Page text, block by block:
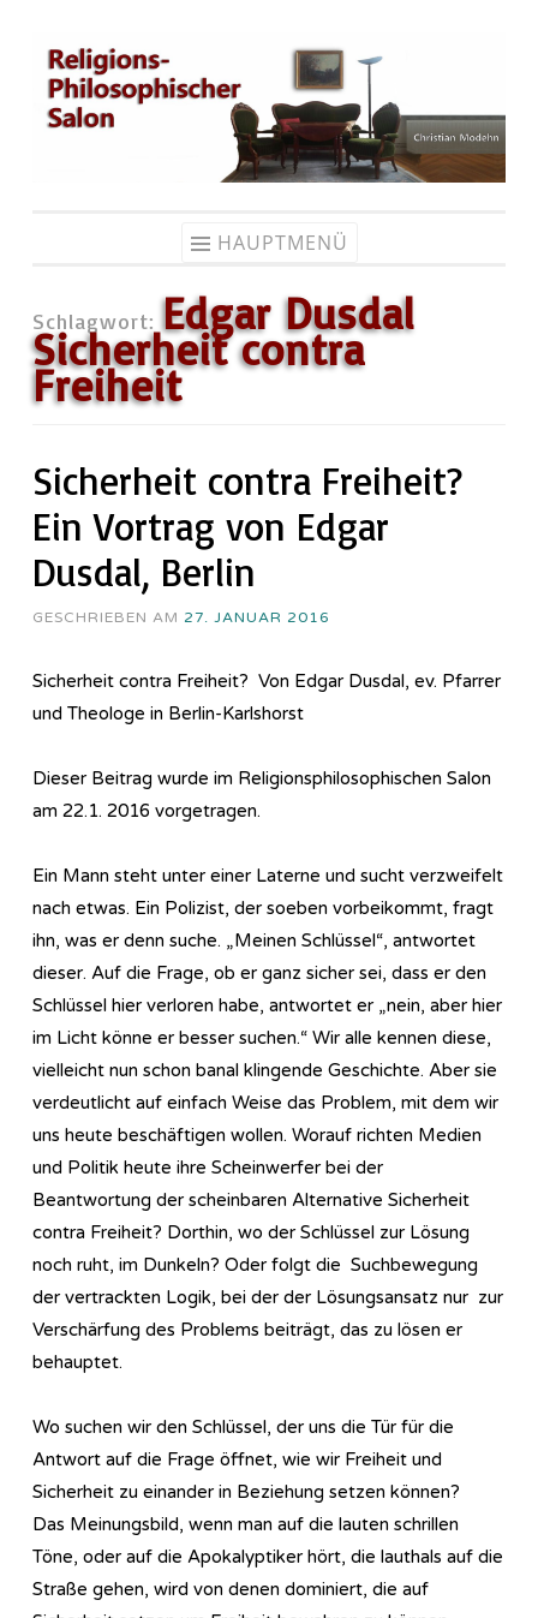
Zum
Inhalt
springen
HAUPTMENÜ
Schlagwort: Edgar Dusdal
Sicherheit contra
Freiheit
Sicherheit contra Freiheit?
Ein Vortrag von Edgar
Dusdal, Berlin
GESCHRIEBEN AM 27. JANUAR 2016
Sicherheit contra Freiheit? Von Edgar Dusdal, ev. Pfarrer
und Theologe in Berlin-Karlshorst
Dieser Beitrag wurde im Re­li­gi­ons­phi­lo­so­phi­sch­en Salon
am 22.1. 2016 vorgetragen.
Ein Mann steht unter einer Laterne und sucht verzweifelt
nach etwas. Ein Polizist, der soeben vorbeikommt, fragt
ihn, was er denn suche. „Meinen Schlüssel“, antwortet
dieser. Auf die Frage, ob er ganz sicher sei, dass er den
Schlüssel hier verloren habe, antwortet er „nein, aber hier
im Licht könne er besser suchen.“ Wir alle kennen diese,
vielleicht nun schon banal klingende Geschichte. Aber sie
verdeutlicht auf einfach Weise das Problem, mit dem wir
uns heute beschäftigen wollen. Worauf richten Medien
und Politik heute ihre Scheinwerfer bei der
Beantwortung der scheinbaren Alternative Sicherheit
contra Freiheit? Dorthin, wo der Schlüssel zur Lösung
noch ruht, im Dunkeln? Oder folgt die Suchbewegung
der vertrackten Logik, bei der der Lösungsansatz nur zur
Verschärfung des Problems beiträgt, das zu lösen er
behauptet.
Wo suchen wir den Schlüssel, der uns die Tür für die
Antwort auf die Frage öffnet, wie wir Freiheit und
Sicherheit zu einander in Beziehung setzen können?
Das Meinungsbild, wenn man auf die lauten schrillen
Töne, oder auf die Apokalyptiker hört, die lauthals auf die
Straße gehen, wird von denen dominiert, die auf